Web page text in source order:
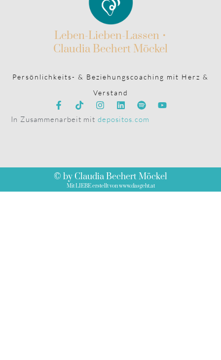
Leben-Lieben-Lassen •
Claudia Bechert Möckel
Persönlichkeits- & Beziehungscoaching mit Herz &
Verstand
In Zusammenarbeit mit depositos.com
© by Claudia Bechert Möckel
Mit LIEBE erstellt von www.dasgeht.at